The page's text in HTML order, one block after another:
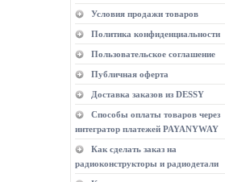
Условия продажи товаров
Политика конфиденциальности
Пользовательское соглашение
Публичная оферта
Доставка заказов из DESSY
Способы оплаты товаров через
интегратор платежей PAYANYWAY
Как сделать заказ на
радиоконструкторы и радиодетали